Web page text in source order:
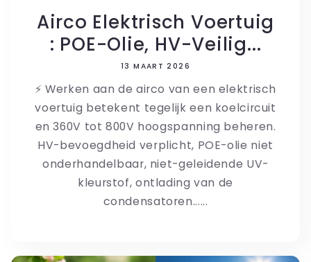
Airco Elektrisch Voertuig
: POE-Olie, HV-Veilig...
13 MAART 2026
⚡ Werken aan de airco van een elektrisch
voertuig betekent tegelijk een koelcircuit
en 360V tot 800V hoogspanning beheren.
HV-bevoegdheid verplicht, POE-olie niet
onderhandelbaar, niet-geleidende UV-
kleurstof, ontlading van de
condensatoren......